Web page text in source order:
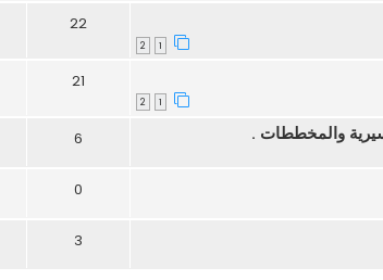
1
2
22
1
2
21
والمخططات . 6
0
3